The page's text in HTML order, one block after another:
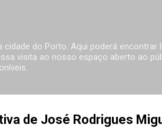
cidade do Porto. Aqui poderá encontrar
visita ao nosso espaço aberto ao
de José Rodrigues